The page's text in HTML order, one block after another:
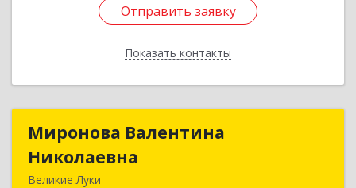
Отправить заявку
Показать контакты
Отправить заявку
Назад
Миронова Валентина
Николаевна
Великие Луки
Миронова Валентина